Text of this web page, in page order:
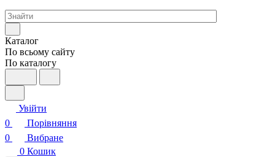
Каталог
По всьому сайту
По каталогу
Увійти
0
Порівняння
0
Вибране
0 Кошик